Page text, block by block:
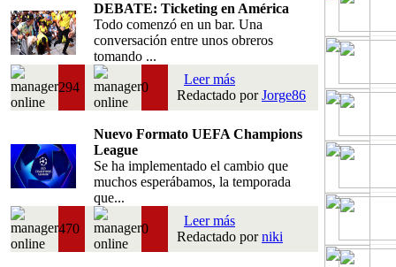
DEBATE: Ticketing en América
Todo comenzó en un bar. Una
conversación entre unos obreros
tomando ...
294 0
Leer más
Redactado porJorge86
Nuevo Formato UEFA Champions
League
Se ha implementado el cambio que
muchos esperábamos, la temporada
que...
470 0
Leer más
Redactado porniki